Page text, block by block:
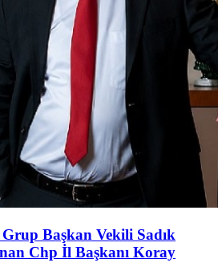
Başkan Vekili Sadık
Chp İl Başkanı Koray